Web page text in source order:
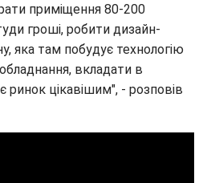
приміщення 80-200
гроші, робити дизайн-
яка там побудує технологію
вкладати в
ринок цікавішим", - розповів